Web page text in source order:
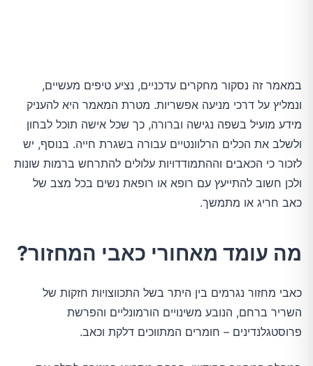
במאמר זה נסקור מחקרים עדכניים, נציע טיפים מעשיים,
ונמליץ על דרכי מניעה אפשריות. מטרת המאמר היא להעניק
מידע מועיל בשפה נגישה וברורה, כך שכל אישה תוכל לבחון
ולשלב את הכלים הרלוונטיים עבורה בשגרת חייה. בנוסף, יש
לזכור כי הכאבים וההתמודדויות עלולים להתרחש ברמות שונות
ולכן חשוב להתייעץ עם רופא או רופאת נשים בכל מצב של
כאב חריג או מתמשך.
מה עומד מאחורי כאבי המחזור?
כאבי מחזור נגרמים בין היתר בשל התכווצויות חזקות של
השריר ברחם, הנובע משינויים הורמונליים והפרשת
פרוסטגלנדינים – חומרים המתווכים דלקת וכאב.